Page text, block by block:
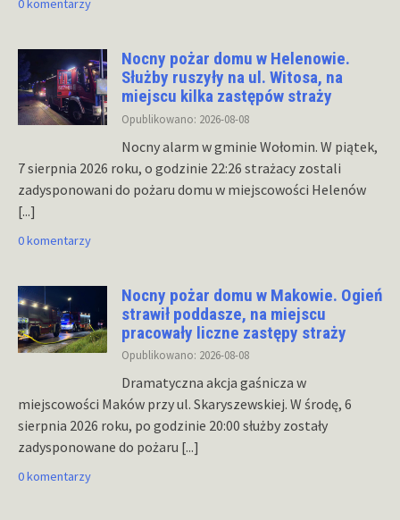
0 komentarzy
Nocny pożar domu w Helenowie.
Służby ruszyły na ul. Witosa, na
miejscu kilka zastępów straży
Opublikowano: 2026-08-08
Nocny alarm w gminie Wołomin. W piątek,
7 sierpnia 2026 roku, o godzinie 22:26 strażacy zostali
zadysponowani do pożaru domu w miejscowości Helenów
[...]
0 komentarzy
Nocny pożar domu w Makowie. Ogień
strawił poddasze, na miejscu
pracowały liczne zastępy straży
Opublikowano: 2026-08-08
Dramatyczna akcja gaśnicza w
miejscowości Maków przy ul. Skaryszewskiej. W środę, 6
sierpnia 2026 roku, po godzinie 20:00 służby zostały
zadysponowane do pożaru [...]
0 komentarzy